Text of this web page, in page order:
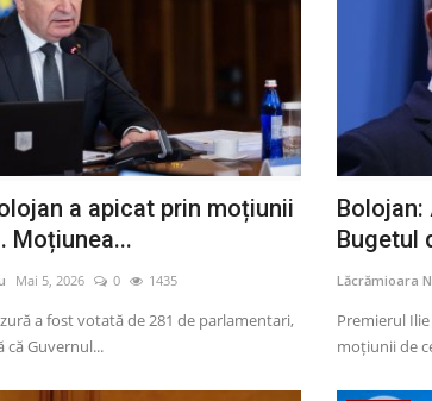
a apicat prin moțiunii
Moțiunea...
Mai 5, 2026 0 1435
a fost votată de 281 de parlamentari,
că Guvernul...
Bugetul
Lăcrămioara
Premierul
moţiunii de